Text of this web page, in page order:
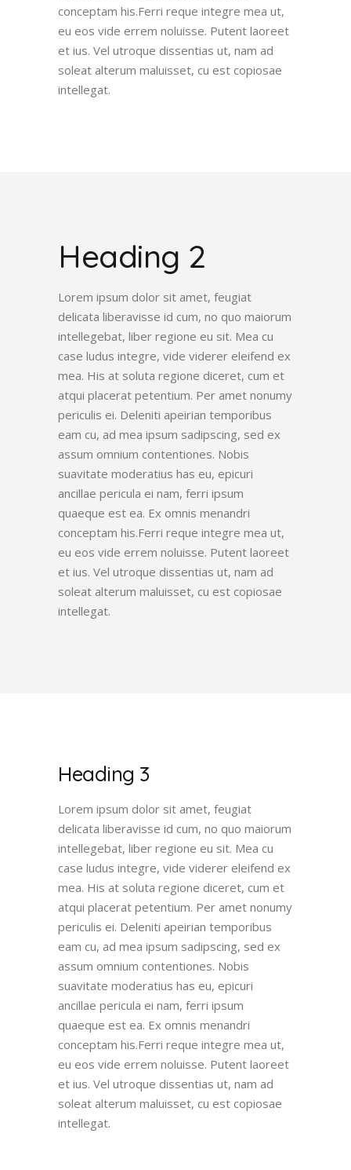
conceptam his.Ferri reque integre mea ut,
eu eos vide errem noluisse. Putent laoreet
et ius. Vel utroque dissentias ut, nam ad
soleat alterum maluisset, cu est copiosae
intellegat.
Heading 2
Lorem ipsum dolor sit amet, feugiat
delicata liberavisse id cum, no quo maiorum
intellegebat, liber regione eu sit. Mea cu
case ludus integre, vide viderer eleifend ex
mea. His at soluta regione diceret, cum et
atqui placerat petentium. Per amet nonumy
periculis ei. Deleniti apeirian temporibus
eam cu, ad mea ipsum sadipscing, sed ex
assum omnium contentiones. Nobis
suavitate moderatius has eu, epicuri
ancillae pericula ei nam, ferri ipsum
quaeque est ea. Ex omnis menandri
conceptam his.Ferri reque integre mea ut,
eu eos vide errem noluisse. Putent laoreet
et ius. Vel utroque dissentias ut, nam ad
soleat alterum maluisset, cu est copiosae
intellegat.
Heading 3
Lorem ipsum dolor sit amet, feugiat
delicata liberavisse id cum, no quo maiorum
intellegebat, liber regione eu sit. Mea cu
case ludus integre, vide viderer eleifend ex
mea. His at soluta regione diceret, cum et
atqui placerat petentium. Per amet nonumy
periculis ei. Deleniti apeirian temporibus
eam cu, ad mea ipsum sadipscing, sed ex
assum omnium contentiones. Nobis
suavitate moderatius has eu, epicuri
ancillae pericula ei nam, ferri ipsum
quaeque est ea. Ex omnis menandri
conceptam his.Ferri reque integre mea ut,
eu eos vide errem noluisse. Putent laoreet
et ius. Vel utroque dissentias ut, nam ad
soleat alterum maluisset, cu est copiosae
intellegat.